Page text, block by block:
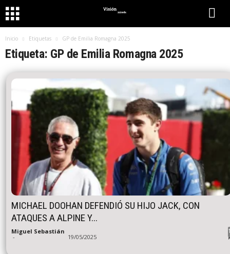
Inicio Etiquetas GP de Emilia Romagna 2025
Etiqueta: GP de Emilia Romagna 2025
MICHAEL DOOHAN DEFENDIÓ SU HIJO JACK, CON
ATAQUES A ALPINE Y...
Miguel Sebastián
- 19/05/2025